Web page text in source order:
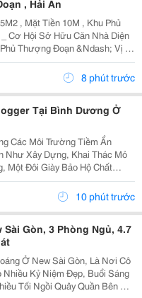
, Hải An
, Mặt Tiền 10M , Khu Phủ
Thượng Đoạn &Ndash; Vị Trí
Cách Nhà Vài Bước Chân.
Tư Lâu Dài. * Thông Tin...
8 phút trước
Tại Bình Dương Ở
Các Môi Trường Tiềm Ẩn
Như Xây Dựng, Khai Thác Mỏ
Một Đôi Giày Bảo Hộ Chất
Thể Thiếu Để Bảo Vệ Đôi
Thương Hiệu Giày Bảo Hộ Nổi
10 phút trước
Sài Gòn, 3 Phòng Ngủ, 4.7
Ở New Sài Gòn, Là Nơi Cô
Nhiều Kỷ Niệm Đẹp, Buổi Sáng
Tối Ngồi Quây Quần Bên Gia